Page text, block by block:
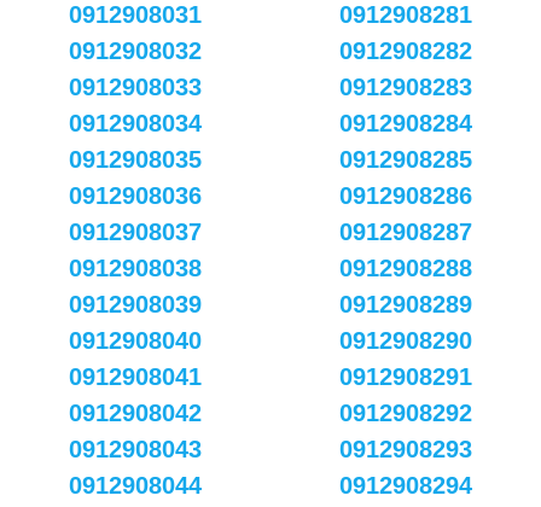
0912908031
0912908032
0912908033
0912908034
0912908035
0912908036
0912908037
0912908038
0912908039
0912908040
0912908041
0912908042
0912908043
0912908044
0912908281
0912908282
0912908283
0912908284
0912908285
0912908286
0912908287
0912908288
0912908289
0912908290
0912908291
0912908292
0912908293
0912908294